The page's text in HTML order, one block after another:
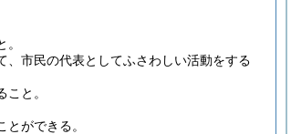
市民の代表としてふさわしい活動をする
と。
とができる。